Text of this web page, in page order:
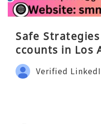
Safe
ccounts in Los
Verified